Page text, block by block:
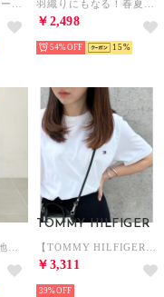
￥2,498
54% 15
TOMMY HILFIGER
￥3,311
39%